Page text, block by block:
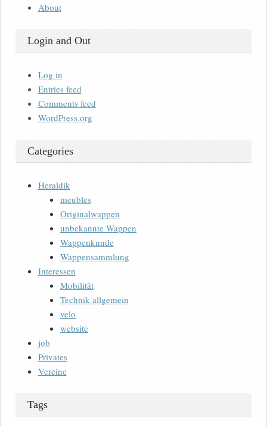
About
Login and Out
Log in
Entries feed
Comments feed
WordPress.org
Categories
Heraldik
meubles
Originalwappen
unbekannte Wappen
Wappenkunde
Wappensammlung
Interessen
Mobilität
Technik allgemein
velo
website
job
Privates
Vereine
Tags